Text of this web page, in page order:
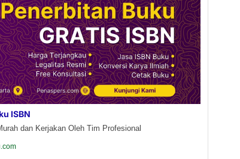
ISBN
dan Kerjakan Oleh Tim Profesional